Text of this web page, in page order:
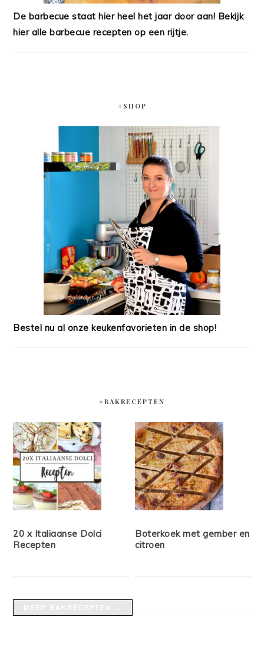
De barbecue staat hier heel het jaar door aan! Bekijk
hier alle barbecue recepten op een rijtje.
#SHOP
Bestel nu al onze keukenfavorieten in de shop!
#BAKRECEPTEN
20 x Italiaanse Dolci
Recepten
Boterkoek met gember en
citroen